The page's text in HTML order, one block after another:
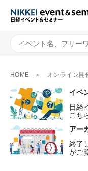
HOME オンライン開
イベ
日経
こち
アー
終了
がご